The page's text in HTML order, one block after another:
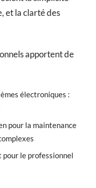
et la clarté des
apportent de
électroniques :
pour la maintenance
le professionnel